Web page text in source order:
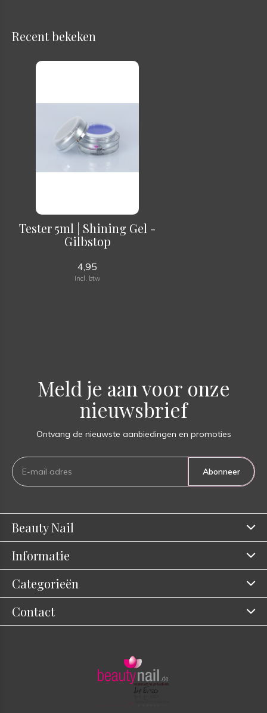
Recent bekeken
Tester 5ml | Shining Gel -
Gilbstop
4,95
Incl. btw
Meld je aan voor onze
nieuwsbrief
Ontvang de nieuwste aanbiedingen en promoties
Abonneer
Beauty Nail
Informatie
Categorieën
Contact